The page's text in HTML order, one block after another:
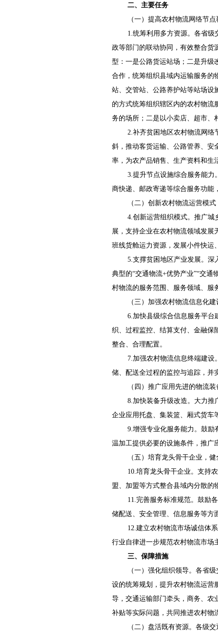
二、主要任务
（一）提高农村物流网络节
1.统筹利用多方资源。各省
政等部门的联动协同，有效整合货
型：一是公路货运站场；二是升级
合作，统筹组织县域内运输服务的
站、交管站、公路养护站等站场设
的方式统筹组织辖区内的农村物
务的场所；二是以小卖店、超市、
2.补齐贫困地区农村物流网
斜，推动客货运输、公路管养、安
率，为农产品销售、生产资料和生
3.提升节点设施综合服务能
商快递、邮政寄递等综合服务功能
（二）创新农村物流运营模
4.创新运营组织模式。推广城
展，支持企业在农村物流领域发
班线货舱运力资源，发展小件快运
5.支撑贫困地区产业发展。
典型的“交通物流+优势产业”“交
村物流的服务范围、服务领域、服
（三）加强农村物流信息化
6.加快县级综合信息服务平
织、过程监控、结算支付、金融保
整合、合理配置。
7.加强农村物流信息终端建
储、配送全过程的监控与追踪，并
（四）推广应用先进的物流
8.加快装备升级改造。大力
企业应用托盘、集装篮、厢式货车
9.增强专业化服务能力。鼓
温加工提供必要的设施条件，推广
（五）培育龙头骨干企业，
10.培育龙头骨干企业。支持
盟、加盟等方式整合县域内分散
11.完善服务标准规范。鼓励
储配送、安全管理、信息服务等方
12.建立农村物流市场诚信体
行业自律进一步规范农村物流市场
三、保障措施
（一）强化组织领导。各省
设的统筹规划，提升农村物流运营
导，交通运输部门牵头，商务、农
补贴等实际问题，共同推进农村物
（二）盘活既有资源。各级